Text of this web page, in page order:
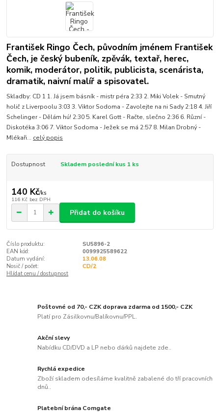
František Ringo Čech, původním jménem František
Čech, je český bubeník, zpěvák, textař, herec,
komik, moderátor, politik, publicista, scenárista,
dramatik, naivní malíř a spisovatel.
Skladby: CD 1 1. Já jsem básník - mistr péra 2:33 2. Miki Volek - Smutný
holič z Liverpoolu 3:03 3. Viktor Sodoma - Zavolejte na ni Sady 2:18 4. Jiří
Schelinger - Dělám hú! 2:30 5. Karel Gott - Račte, slečno 2:36 6. Různí -
Diskotéka 3:06 7. Viktor Sodoma - Ježek se má 2:57 8. Milan Drobný -
Mlékaři... celý popis
Dostupnost Skladem poslední kus 1 ks
140 Kč/ks
116 Kč bez DPH
Přidat do košíku
Číslo produktu:
SU5896-2
EAN kód:
0099925589622
Datum vydání:
13.06.08
Nosič / počet:
CD/2
Hlídat cenu / dostupnost
Poštovné od 70,- CZK doprava zdarma od 1500,- CZK
Platí pro Zásilkovnu/Balíkovnu/PPL.
Akční slevy
Nabídku CD/DVD a LP nebo dárků najdete zde..
Rychlá expedice
Zboží skladem odesíláme kvalitně zabalené do tří pracovních
dnů..
Platební brána Comgate